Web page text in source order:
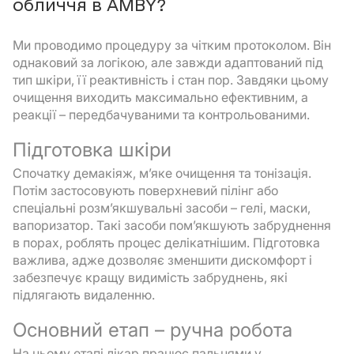
обличчя в AMBY?
Ми проводимо процедуру за чітким протоколом. Він
однаковий за логікою, але завжди адаптований під
тип шкіри, її реактивність і стан пор. Завдяки цьому
очищення виходить максимально ефективним, а
реакції – передбачуваними та контрольованими.
Підготовка шкіри
Спочатку демакіяж, м’яке очищення та тонізація.
Потім застосовують поверхневий пілінг або
спеціальні розм’якшувальні засоби – гелі, маски,
вапоризатор. Такі засоби пом’якшують забруднення
в порах, роблять процес делікатнішим. Підготовка
важлива, адже дозволяє зменшити дискомфорт і
забезпечує кращу видимість забруднень, які
підлягають видаленню.
Основний етап – ручна робота